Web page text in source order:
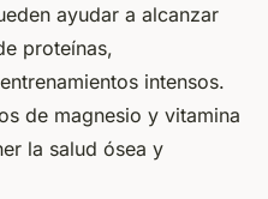
ayudar a alcanzar
proteínas,
intensos.
de magnesio y vitamina
la salud ósea y